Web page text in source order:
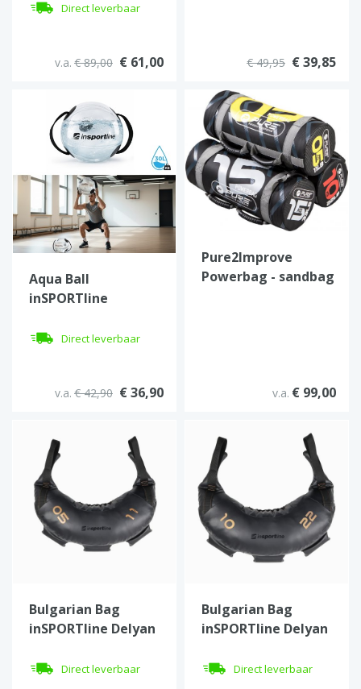
Direct leverbaar
v.a. € 89,00 € 61,00 € 49,95 € 39,85
Aqua Ball
inSPORTline
Trainingsbal (15 of
Direct leverbaar
v.a. € 42,90 € 36,90
Pure2Improve
Powerbag - sandbag
v.a. € 99,00
Bulgarian Bag
inSPORTline Delyan
Direct leverbaar
Bulgarian Bag
inSPORTline Delyan
Direct leverbaar